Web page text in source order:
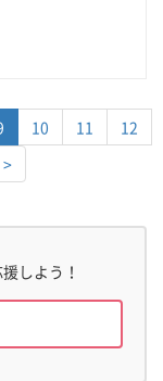
10 11
12
>
しよう！